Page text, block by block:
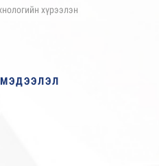
хүрээлэн